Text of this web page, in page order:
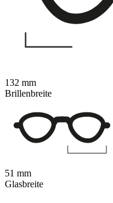
132 mm
Brillenbreite
51 mm
Glasbreite